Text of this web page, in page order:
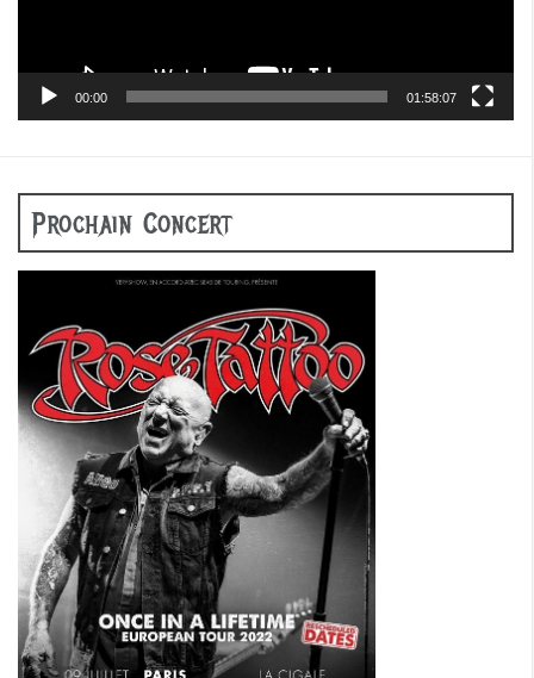
00:00 01:58:07
Prochain Concert